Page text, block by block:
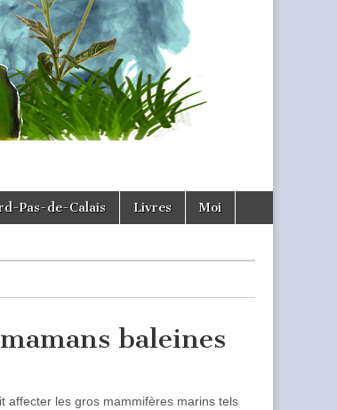
Pas-de-Calais Livres Moi
baleines
affecter les gros mammifères marins tels